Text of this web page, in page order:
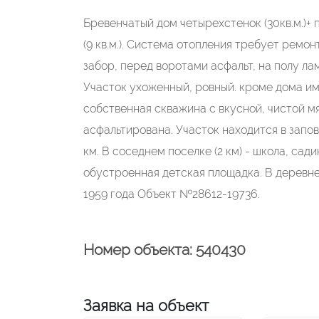
Бревенчатый дом четырехстенок (30кв.м.)+
(9 кв.м.). Система отопления требует
забор, перед воротами асфальт, на полу
Участок ухоженный, ровный. кроме дома
собственная скважина с вкусной, чистой
асфальтирована. Участок находится в
км. В соседнем поселке (2 км) - школа,
обустроенная детская площадка. В
1959 года Объект №28612-19736.
Номер объекта: 540430
Заявка на объект